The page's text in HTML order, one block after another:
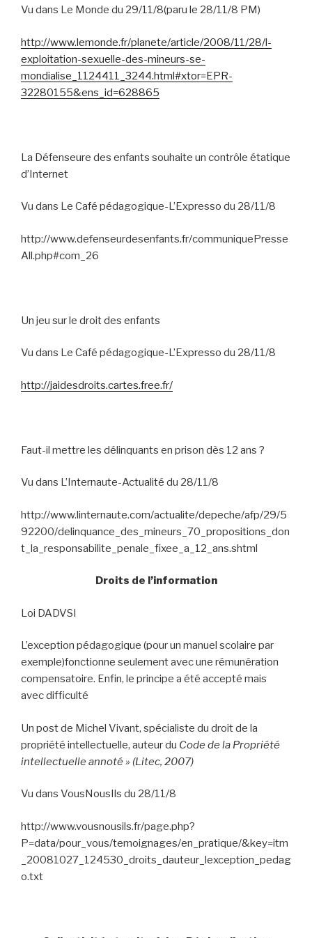
Vu dans Le Monde du 29/11/8(paru le 28/11/8 PM)
http://www.lemonde.fr/planete/article/2008/11/28/l-
exploitation-sexuelle-des-mineurs-se-
mondialise_1124411_3244.html#xtor=EPR-
32280155&ens_id=628865
La Défenseure des enfants souhaite un contrôle étatique
d’Internet
Vu dans Le Café pédagogique-L’Expresso du 28/11/8
http://www.defenseurdesenfants.fr/communiquePresse
All.php#com_26
Un jeu sur le droit des enfants
Vu dans Le Café pédagogique-L’Expresso du 28/11/8
http://jaidesdroits.cartes.free.fr/
Faut-il mettre les délinquants en prison dès 12 ans ?
Vu dans L’Internaute-Actualité du 28/11/8
http://www.linternaute.com/actualite/depeche/afp/29/5
92200/delinquance_des_mineurs_70_propositions_don
t_la_responsabilite_penale_fixee_a_12_ans.shtml
Droits de l’information
Loi DADVSI
L’exception pédagogique (pour un manuel scolaire par
exemple)fonctionne seulement avec une rémunération
compensatoire. Enfin, le principe a été accepté mais
avec difficulté
Un post de Michel Vivant, spécialiste du droit de la
propriété intellectuelle, auteur du Code de la Propriété
intellectuelle annoté » (Litec, 2007)
Vu dans VousNousIls du 28/11/8
http://www.vousnousils.fr/page.php?
P=data/pour_vous/temoignages/en_pratique/&key=itm
_20081027_124530_droits_dauteur_lexception_pedag
o.txt